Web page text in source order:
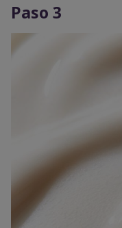
Paso 3